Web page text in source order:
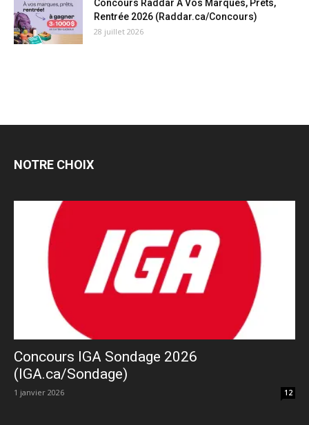
Concours Raddar À Vos Marques, Prêts,
Rentrée 2026 (Raddar.ca/Concours)
28 juillet 2026
NOTRE CHOIX
Concours IGA Sondage 2026
(IGA.ca/Sondage)
1 janvier 2026 12